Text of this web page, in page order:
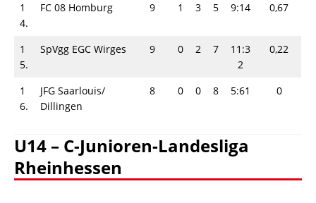
1
4.
FC 08 Homburg 9 1 3 5 9:14 0,67
1
5.
SpVgg EGC Wirges 9 0 2 7
11:3
2
0,22
1
6.
JFG Saarlouis/​
Dillingen
8 0 0 8 5:61 0
U14 – C-Junioren-Landesliga
Rheinhessen